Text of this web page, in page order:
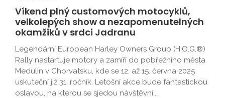
Víkend plný customových motocyklů,
velkolepých show a nezapomenutelných
okamžiků v srdci Jadranu
Legendární European Harley Owners Group (H.O.G.®)
Rally nastartuje motory a zamíří do pobřežního města
Medulin v Chorvatsku, kde se 12. až 15. června 2025
uskuteční již 31. ročník. Letošní akce bude fantastickou
oslavou, na kterou se sjedou návštěvní...